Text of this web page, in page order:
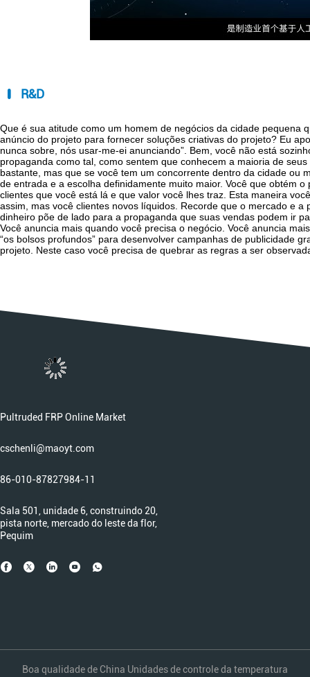
R&D
Que é sua atitude como um homem de negócios da cidade
anúncio do projeto para fornecer soluções criativas do projeto? Eu
nunca sobre, nós usar-me-ei anunciando”. Bem, você não está
propaganda como tal, como sentem que conhecem a maioria de
bastante, mas que se você tem um concorrente dentro da cidade ou
de entrada e a escolha definidamente muito maior. Você que obtém
clientes que você está lá e que valor você lhes traz. Esta maneira
assim, mas você clientes novos líquidos. Recorde que o mercado e
dinheiro põe de lado para a propaganda que suas vendas podem ir
Você anuncia mais quando você precisa o negócio. Você anuncia
“os bolsos profundos” para desenvolver campanhas de publicidade
projeto. Neste caso você precisa de quebrar as regras a ser
Pultruded FRP Online Market
cschenli@maoyt.com
86-010-87827984-11
Sala 501, unidade 6, construindo 20,
pista norte, mercado do leste da flor,
Pequim
Boa qualidade de China Unidades de controle da temperatura